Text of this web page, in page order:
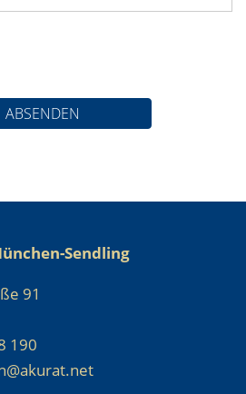
ABSENDEN
Sendling
91
190